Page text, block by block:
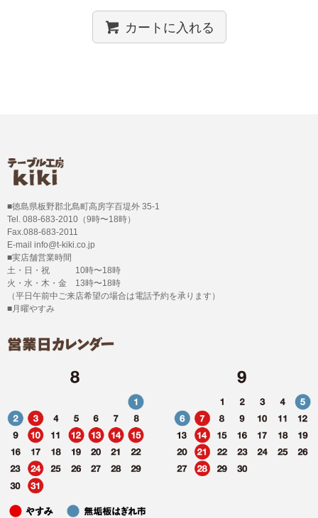
カートに入れる
■徳島県板野郡北島町高房字百堤外 35-1
Tel. 088-683-2010（9時〜18時）
Fax.088-683-2011
E-mail info@t-kiki.co.jp
■実店舗営業時間
土・日・祝 10時〜18時
火・水・木・金 13時〜18時
（平日午前中ご来店希望の場合は電話予約を承ります）
■月曜やすみ